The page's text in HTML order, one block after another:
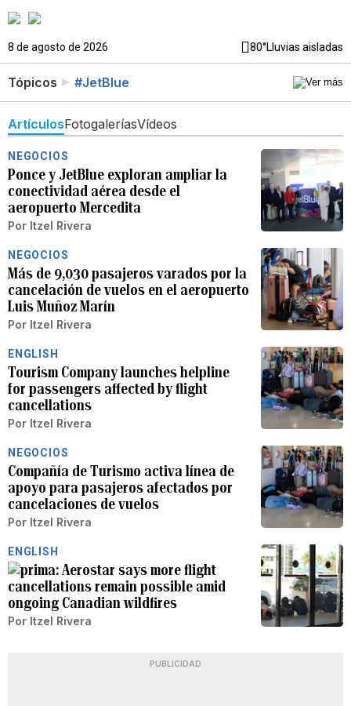
8 de agosto de 2026 80°Lluvias aisladas
Tópicos #JetBlue
ArtículosFotogaleríasVídeos
NEGOCIOS
Ponce y JetBlue exploran ampliar la
conectividad aérea desde el
aeropuerto Mercedita
Por Itzel Rivera
NEGOCIOS
Más de 9,030 pasajeros varados por la
cancelación de vuelos en el aeropuerto
Luis Muñoz Marín
Por Itzel Rivera
ENGLISH
Tourism Company launches helpline
for passengers affected by flight
cancellations
Por Itzel Rivera
NEGOCIOS
Compañía de Turismo activa línea de
apoyo para pasajeros afectados por
cancelaciones de vuelos
Por Itzel Rivera
ENGLISH
Aerostar says more flight
cancellations remain possible amid
ongoing Canadian wildfires
Por Itzel Rivera
PUBLICIDAD